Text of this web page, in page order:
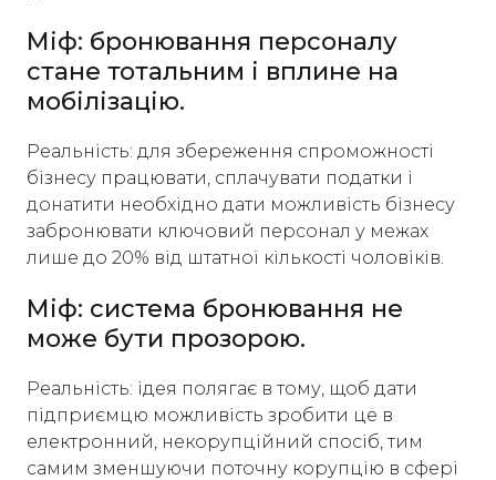
Міф: бронювання персоналу
стане тотальним і вплине на
мобілізацію.
Реальність: для збереження спроможності
бізнесу працювати, сплачувати податки і
донатити необхідно дати можливість бізнесу
забронювати ключовий персонал у межах
лише до 20% від штатної кількості чоловіків.
Міф: система бронювання не
може бути прозорою.
Реальність: ідея полягає в тому, щоб дати
підприємцю можливість зробити це в
електронний, некорупційний спосіб, тим
самим зменшуючи поточну корупцію в сфері